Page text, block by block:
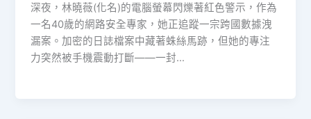
深夜，林曉薇(化名)的電腦螢幕閃爍著紅色警示，作為
一名40歲的網路安全專家，她正追蹤一宗跨國數據洩
漏案。加密的日誌檔案中藏著蛛絲馬跡，但她的專注
力突然被手機震動打斷——一封…